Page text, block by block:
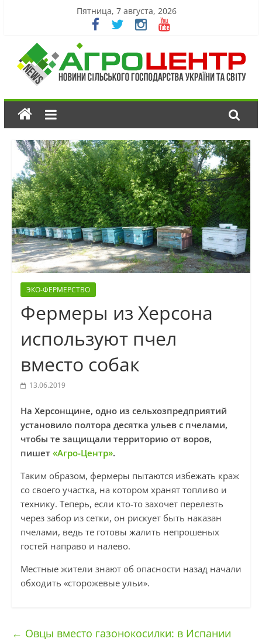
Пятница, 7 августа, 2026
ЭКО-ФЕРМЕРСТВО
Фермеры из Херсона
используют пчел
вместо собак
13.06.2019
На Херсонщине, одно из сельхозпредприятий
установило полтора десятка ульев с пчелами,
чтобы те защищали территорию от воров,
пишет «Агро-Центр».
Таким образом, фермеры пытаются избежать краж
со своего участка, на котором хранят топливо и
технику. Теперь, если кто-то захочет перелезть
через забор из сетки, он рискует быть наказан
пчелами, ведь те готовы жалить непрошеных
гостей направо и налево.
Местные жители знают об опасности назад начали
обходить «сторожевые ульи».
← Овцы вместо газонокосилки: в Испании